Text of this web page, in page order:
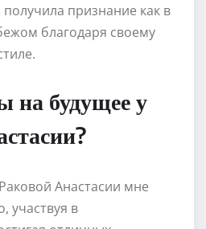
признание как в
благодаря своему
на будущее у
Анастасии мне
участвуя в